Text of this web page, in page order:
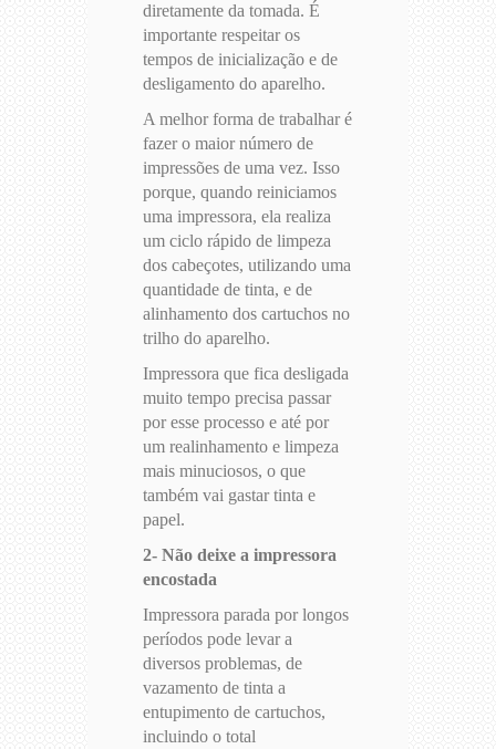
diretamente da tomada. É
importante respeitar os
tempos de inicialização e de
desligamento do aparelho.
A melhor forma de trabalhar é
fazer o maior número de
impressões de uma vez. Isso
porque, quando reiniciamos
uma impressora, ela realiza
um ciclo rápido de limpeza
dos cabeçotes, utilizando uma
quantidade de tinta, e de
alinhamento dos cartuchos no
trilho do aparelho.
Impressora que fica desligada
muito tempo precisa passar
por esse processo e até por
um realinhamento e limpeza
mais minuciosos, o que
também vai gastar tinta e
papel.
2- Não deixe a impressora
encostada
Impressora parada por longos
períodos pode levar a
diversos problemas, de
vazamento de tinta a
entupimento de cartuchos,
incluindo o total